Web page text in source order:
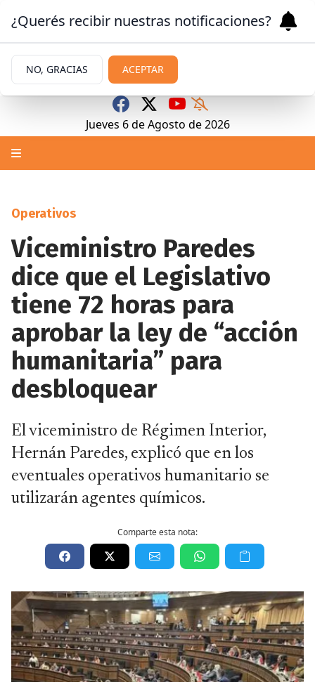
Jueves 6 de Agosto de 2026
Operativos
Viceministro Paredes
dice que el Legislativo
tiene 72 horas para
aprobar la ley de “acción
humanitaria” para
desbloquear
El viceministro de Régimen Interior,
Hernán Paredes, explicó que en los
eventuales operativos humanitario se
utilizarán agentes químicos.
Comparte esta nota:
¿Querés recibir nuestras notificaciones?
NO, GRACIAS ACEPTAR